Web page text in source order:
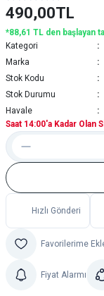
490,00TL
*88,61 TL den başlayan
Kategori
Marka
Stok Kodu
Stok Durumu
Havale
Saat 14:00'a Kadar Olan
Hızlı Gönderi
Fiyat Alarmı